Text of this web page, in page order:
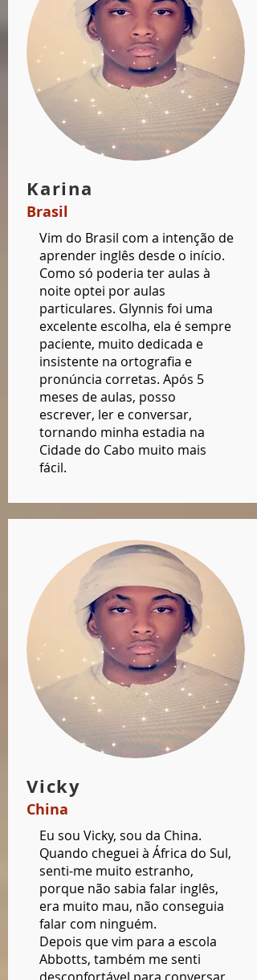
Karina
Brasil
Vim do Brasil com a intenção de
aprender inglês desde o início.
Como só poderia ter aulas à
noite optei por aulas
particulares. Glynnis foi uma
excelente escolha, ela é sempre
paciente, muito dedicada e
insistente na ortografia e
pronúncia corretas. Após 5
meses de aulas, posso
escrever, ler e conversar,
tornando minha estadia na
Cidade do Cabo muito mais
fácil.
Vicky
China
Eu sou Vicky, sou da China.
Quando cheguei à África do Sul,
senti-me muito estranho,
porque não sabia falar inglês,
era muito mau, não conseguia
falar com ninguém.
Depois que vim para a escola
Abbotts, também me senti